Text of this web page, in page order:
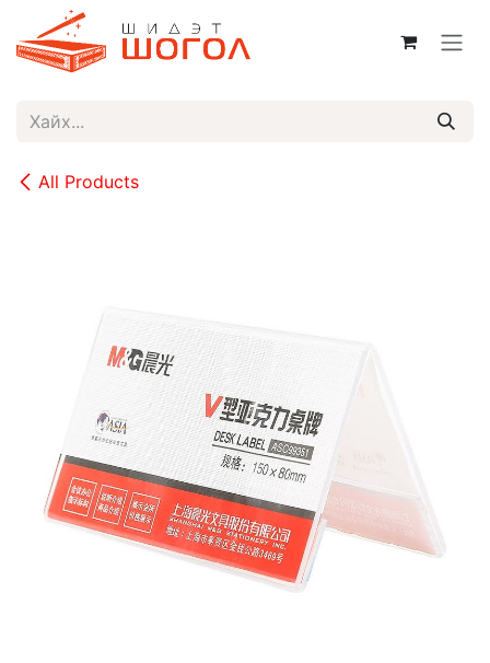
Skip to Content
All Products